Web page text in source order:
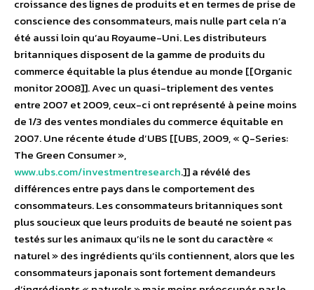
croissance des lignes de produits et en termes de prise de
conscience des consommateurs, mais nulle part cela n’a
été aussi loin qu’au Royaume-Uni. Les distributeurs
britanniques disposent de la gamme de produits du
commerce équitable la plus étendue au monde [[Organic
monitor 2008]]. Avec un quasi-triplement des ventes
entre 2007 et 2009, ceux-ci ont représenté à peine moins
de 1/3 des ventes mondiales du commerce équitable en
2007. Une récente étude d’UBS [[UBS, 2009, « Q-Series:
The Green Consumer »,
www.ubs.com/investmentresearch.]] a révélé des
différences entre pays dans le comportement des
consommateurs. Les consommateurs britanniques sont
plus soucieux que leurs produits de beauté ne soient pas
testés sur les animaux qu’ils ne le sont du caractère «
naturel » des ingrédients qu’ils contiennent, alors que les
consommateurs japonais sont fortement demandeurs